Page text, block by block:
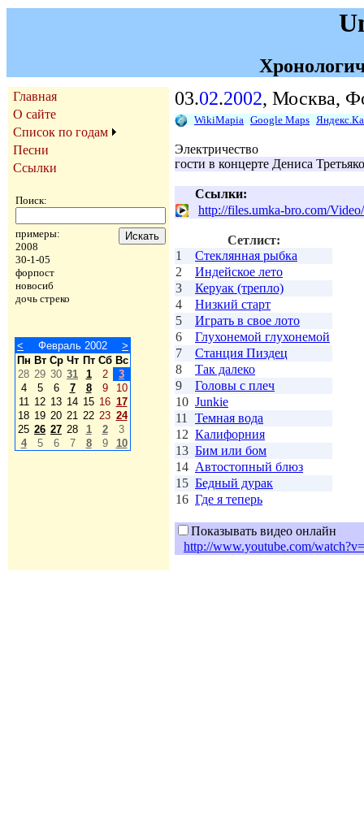
Главная
О сайте
Список по годам
Песни
Ссылки
Поиск:
примеры:
2008
30-1-05
форпост
новосиб
дочь стреко
< Февраль 2002
>
Пн Вт Ср Чт Пт Сб Вс
28 29 30 31 1 2
3
4
5 6 7 8 9
10
11 12 13 14 15 16 17
18 19 20 21 22 23 24
25 26 27 28 1 2
3
4
5 6 7 8 9 10
03.02.2002, Москва,
WikiMapia Google Maps
Электричество
гости в концерте Дениса
Ссылки:
http://files.umka-bro.com/
Сетлист:
1
Стеклянная рыбка
2
Индейское лето
3
Керуак (трепло)
4
Низкий старт
5
Играть в свое лото
6
Глухонемой глухонемой
7
Станция Пиздец
8
Так далеко
9
Головы с плеч
10 Junkie
11
Темная вода
12 Калифорния
13 Бим или бом
14 Автостопный блюз
15 Бедный дурак
16 Где я теперь
Показывать видео онлайн
http://www.youtube.com/